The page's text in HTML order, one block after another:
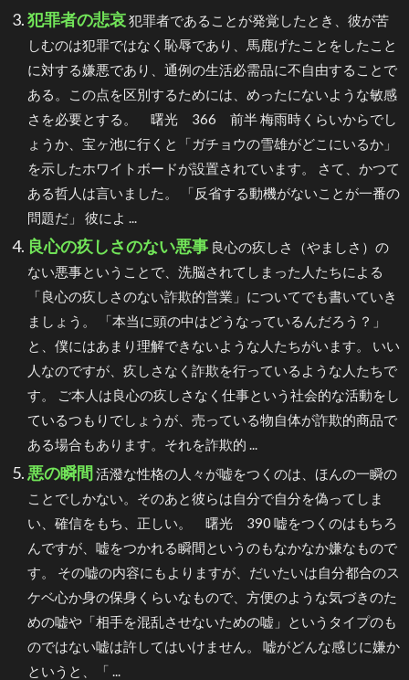
犯罪者の悲哀犯罪者であることが発覚したとき、彼が苦
しむのは犯罪ではなく恥辱であり、馬鹿げたことをしたこと
に対する嫌悪であり、通例の生活必需品に不自由することで
ある。この点を区別するためには、めったにないような敏感
さを必要とする。 曙光 366 前半 梅雨時くらいからでし
ょうか、宝ヶ池に行くと「ガチョウの雪雄がどこにいるか」
を示したホワイトボードが設置されています。 さて、かつて
ある哲人は言いました。 「反省する動機がないことが一番の
問題だ」 彼によ ...
良心の疚しさのない悪事 良心の疚しさ（やましさ）の
ない悪事ということで、洗脳されてしまった人たちによる
「良心の疚しさのない詐欺的営業」についてでも書いていき
ましょう。 「本当に頭の中はどうなっているんだろう？」
と、僕にはあまり理解できないような人たちがいます。 いい
人なのですが、疚しさなく詐欺を行っているような人たちで
す。 ご本人は良心の疚しさなく仕事という社会的な活動をし
ているつもりでしょうが、売っている物自体が詐欺的商品で
ある場合もあります。それを詐欺的 ...
悪の瞬間 活潑な性格の人々が嘘をつくのは、ほんの一瞬の
ことでしかない。そのあと彼らは自分で自分を偽ってしま
い、確信をもち、正しい。 曙光 390 嘘をつくのはもちろ
んですが、嘘をつかれる瞬間というのもなかなか嫌なもので
す。 その嘘の内容にもよりますが、だいたいは自分都合のス
ケベ心か身の保身くらいなもので、方便のような気づきのた
めの嘘や「相手を混乱させないための嘘」というタイプのも
のではない嘘は許してはいけません。 嘘がどんな感じに嫌か
というと、「 ...